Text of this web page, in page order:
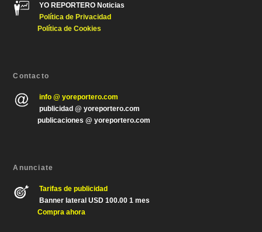
YO REPORTERO Noticias
Política de Privacidad
Política de Cookies
Contacto
info @ yoreportero.com
publicidad @ yoreportero.com
publicaciones @ yoreportero.com
Anunciate
Tarifas de publicidad
Banner lateral USD 100.00 1 mes
Compra ahora